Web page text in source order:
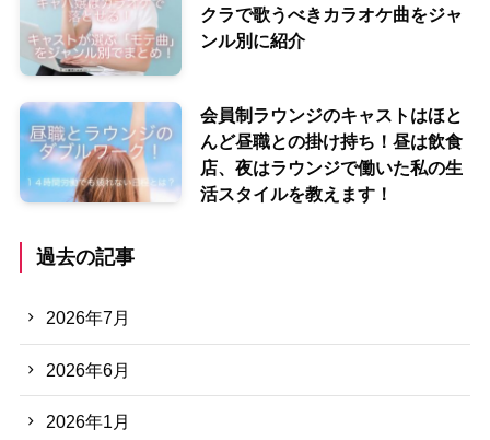
クラで歌うべきカラオケ曲をジャ
ンル別に紹介
会員制ラウンジのキャストはほと
んど昼職との掛け持ち！昼は飲食
店、夜はラウンジで働いた私の生
活スタイルを教えます！
過去の記事
2026年7月
2026年6月
2026年1月